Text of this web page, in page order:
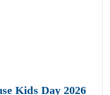
Kids Day 2026